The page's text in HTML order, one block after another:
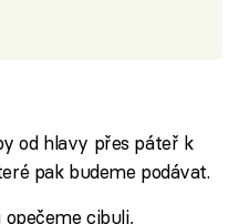
od hlavy přes páteř k
pak budeme podávat.
cibuli,